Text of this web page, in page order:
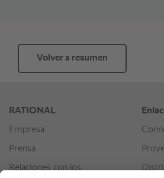
Volver a resumen